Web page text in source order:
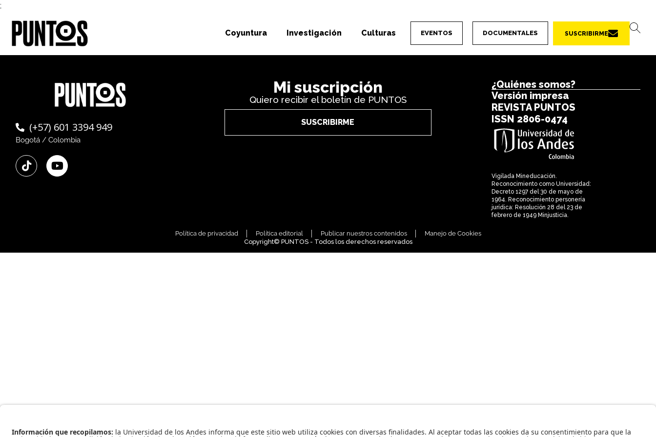
;
Coyuntura Investigación Culturas EVENTOS DOCUMENTALES SUSCRIBIRME
(+57) 601 3394 949
Bogotá / Colombia
Mi suscripción
Quiero recibir el boletín de PUNTOS
SUSCRIBIRME
¿Quiénes somos?
Versión impresa
REVISTA PUNTOS
ISSN 2806-0474
Vigilada Mineducación.
Reconocimiento como Universidad:
Decreto 1297 del 30 de mayo de
1964. Reconocimiento personería
jurídica: Resolución 28 del 23 de
febrero de 1949 Minjusticia.
Política de privacidad Política editorial Publicar nuestros contenidos
Manejo de Cookies
Copyright© PUNTOS - Todos los derechos reservados